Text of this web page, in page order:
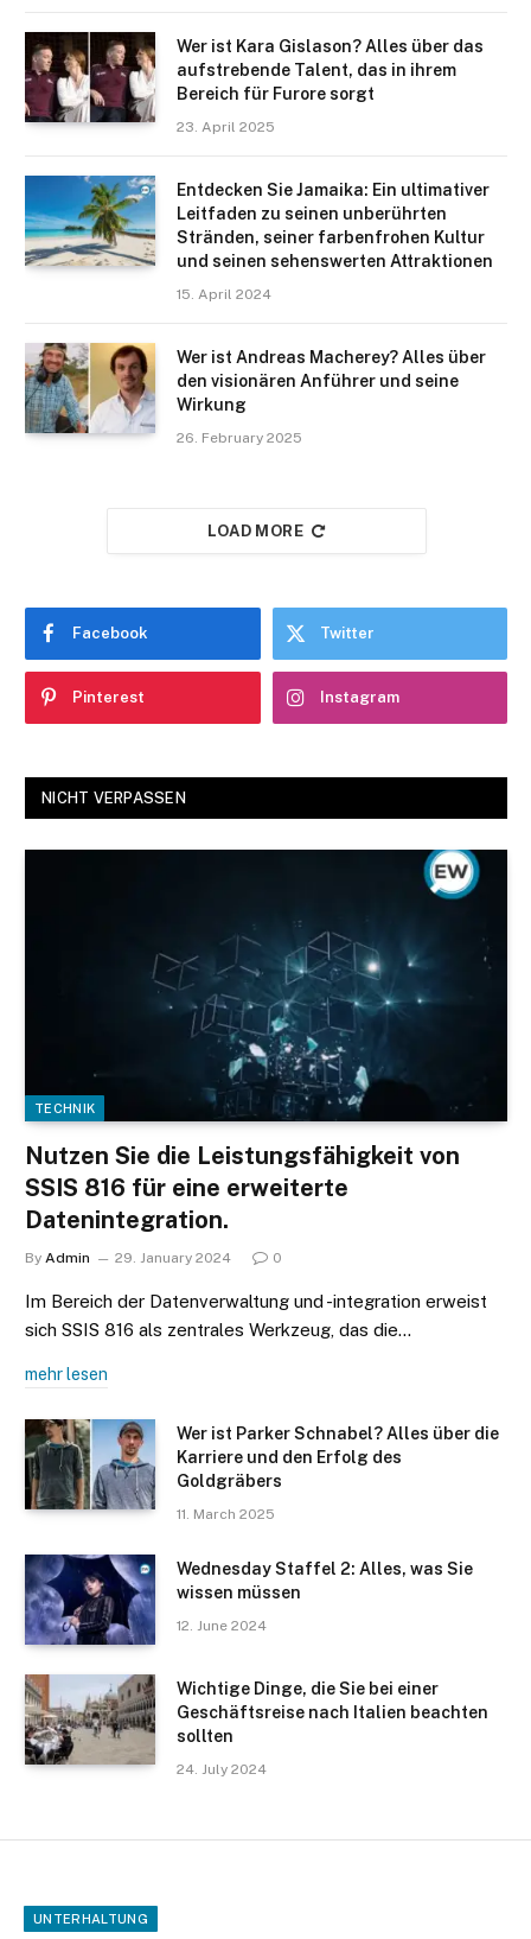
Wer ist Kara Gislason? Alles über das
aufstrebende Talent, das in ihrem
Bereich für Furore sorgt
23. April 2025
Entdecken Sie Jamaika: Ein ultimativer
Leitfaden zu seinen unberührten
Stränden, seiner farbenfrohen Kultur
und seinen sehenswerten Attraktionen
15. April 2024
Wer ist Andreas Macherey? Alles über
den visionären Anführer und seine
Wirkung
26. February 2025
LOAD MORE
Facebook Twitter
Pinterest Instagram
NICHT VERPASSEN
TECHNIK
Nutzen Sie die Leistungsfähigkeit von
SSIS 816 für eine erweiterte
Datenintegration.
By Admin 29. January 2024 0
Im Bereich der Datenverwaltung und -integration erweist
sich SSIS 816 als zentrales Werkzeug, das die…
mehr lesen
Wer ist Parker Schnabel? Alles über die
Karriere und den Erfolg des
Goldgräbers
11. March 2025
Wednesday Staffel 2: Alles, was Sie
wissen müssen
12. June 2024
Wichtige Dinge, die Sie bei einer
Geschäftsreise nach Italien beachten
sollten
24. July 2024
UNTERHALTUNG